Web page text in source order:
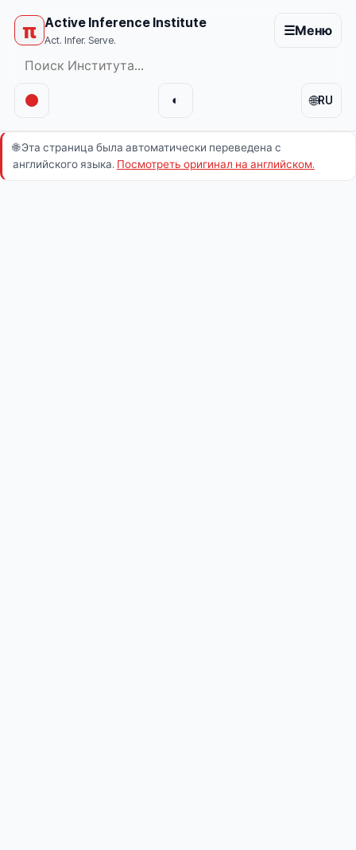
π Active Inference Institute
Act. Infer. Serve.
☰Меню
🌐RU
◐
🌐Эта страница была автоматически переведена с
английского языка. Посмотреть оригинал на английском.